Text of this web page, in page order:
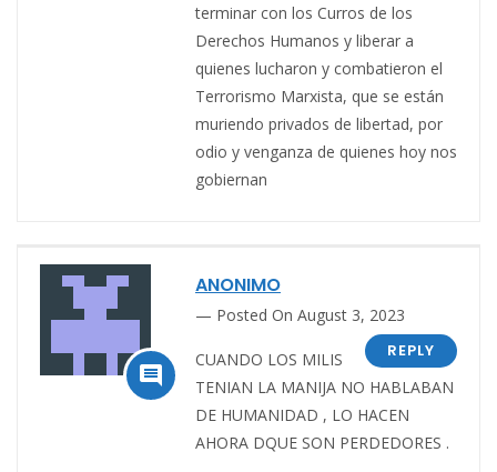
terminar con los Curros de los
Derechos Humanos y liberar a
quienes lucharon y combatieron el
Terrorismo Marxista, que se están
muriendo privados de libertad, por
odio y venganza de quienes hoy nos
gobiernan

ANONIMO
Posted On August 3, 2023
REPLY
CUANDO LOS MILIS
TENIAN LA MANIJA NO HABLABAN
DE HUMANIDAD , LO HACEN
AHORA DQUE SON PERDEDORES .